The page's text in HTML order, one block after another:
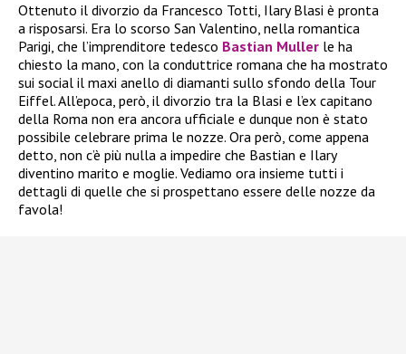
Ottenuto il divorzio da Francesco Totti, Ilary Blasi è pronta
a risposarsi. Era lo scorso San Valentino, nella romantica
Parigi, che l’imprenditore tedesco Bastian Muller le ha
chiesto la mano, con la conduttrice romana che ha mostrato
sui social il maxi anello di diamanti sullo sfondo della Tour
Eiffel. All’epoca, però, il divorzio tra la Blasi e l’ex capitano
della Roma non era ancora ufficiale e dunque non è stato
possibile celebrare prima le nozze. Ora però, come appena
detto, non c’è più nulla a impedire che Bastian e Ilary
diventino marito e moglie. Vediamo ora insieme tutti i
dettagli di quelle che si prospettano essere delle nozze da
favola!